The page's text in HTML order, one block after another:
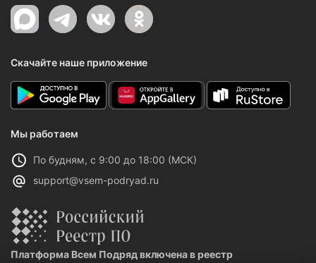
Скачайте наше приложение
Мы работаем
По будням, с 9:00 до 18:00 (МСК)
support@vsem-podryad.ru
Платформа Всем Подряд включена в реестр